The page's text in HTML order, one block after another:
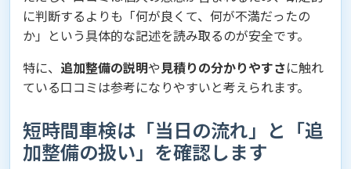
に判断するよりも「何が良くて、何が不満だったの
か」という具体的な記述を読み取るのが安全です。
特に、 追加整備の説明や見積りの分かりやすさに触れ
ている口コミは参考になりやすいと考えられます。
短時間車検は「当日の流れ」と「追
加整備の扱い」を確認します